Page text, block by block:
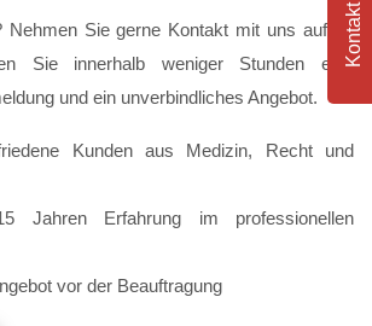
Nehmen Sie gerne Kontakt mit uns auf. In
Sie innerhalb weniger Stunden eine
und ein unverbindliches Angebot.
Kunden aus Medizin, Recht und
Erfahrung im professionellen
vor der Beauftragung
Kontakt